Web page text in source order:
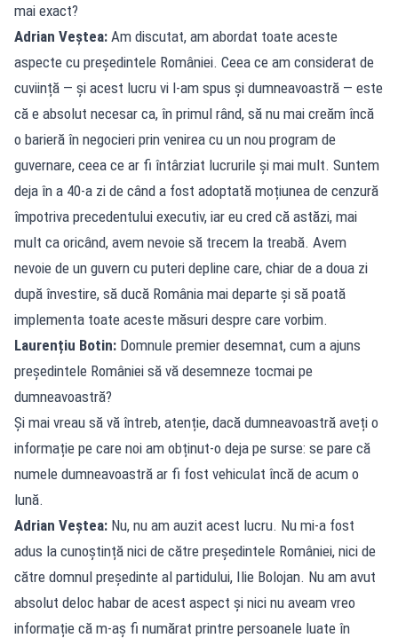
mai exact?
Adrian Veștea: Am discutat, am abordat toate aceste
aspecte cu președintele României. Ceea ce am considerat de
cuviință — și acest lucru vi l-am spus și dumneavoastră — este
că e absolut necesar ca, în primul rând, să nu mai creăm încă
o barieră în negocieri prin venirea cu un nou program de
guvernare, ceea ce ar fi întârziat lucrurile și mai mult. Suntem
deja în a 40-a zi de când a fost adoptată moțiunea de cenzură
împotriva precedentului executiv, iar eu cred că astăzi, mai
mult ca oricând, avem nevoie să trecem la treabă. Avem
nevoie de un guvern cu puteri depline care, chiar de a doua zi
după învestire, să ducă România mai departe și să poată
implementa toate aceste măsuri despre care vorbim.
Laurențiu Botin: Domnule premier desemnat, cum a ajuns
președintele României să vă desemneze tocmai pe
dumneavoastră?
Și mai vreau să vă întreb, atenție, dacă dumneavoastră aveți o
informație pe care noi am obținut-o deja pe surse: se pare că
numele dumneavoastră ar fi fost vehiculat încă de acum o
lună.
Adrian Veștea: Nu, nu am auzit acest lucru. Nu mi-a fost
adus la cunoștință nici de către președintele României, nici de
către domnul președinte al partidului, Ilie Bolojan. Nu am avut
absolut deloc habar de acest aspect și nici nu aveam vreo
informație că m-aș fi numărat printre persoanele luate în